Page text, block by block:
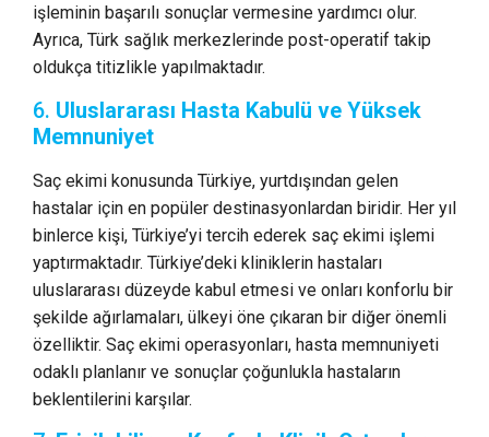
işleminin başarılı sonuçlar vermesine yardımcı olur.
Ayrıca, Türk sağlık merkezlerinde post-operatif takip
oldukça titizlikle yapılmaktadır.
6. Uluslararası Hasta Kabulü ve Yüksek
Memnuniyet
Saç ekimi konusunda Türkiye, yurtdışından gelen
hastalar için en popüler destinasyonlardan biridir. Her yıl
binlerce kişi, Türkiye’yi tercih ederek saç ekimi işlemi
yaptırmaktadır. Türkiye’deki kliniklerin hastaları
uluslararası düzeyde kabul etmesi ve onları konforlu bir
şekilde ağırlamaları, ülkeyi öne çıkaran bir diğer önemli
özelliktir. Saç ekimi operasyonları, hasta memnuniyeti
odaklı planlanır ve sonuçlar çoğunlukla hastaların
beklentilerini karşılar.